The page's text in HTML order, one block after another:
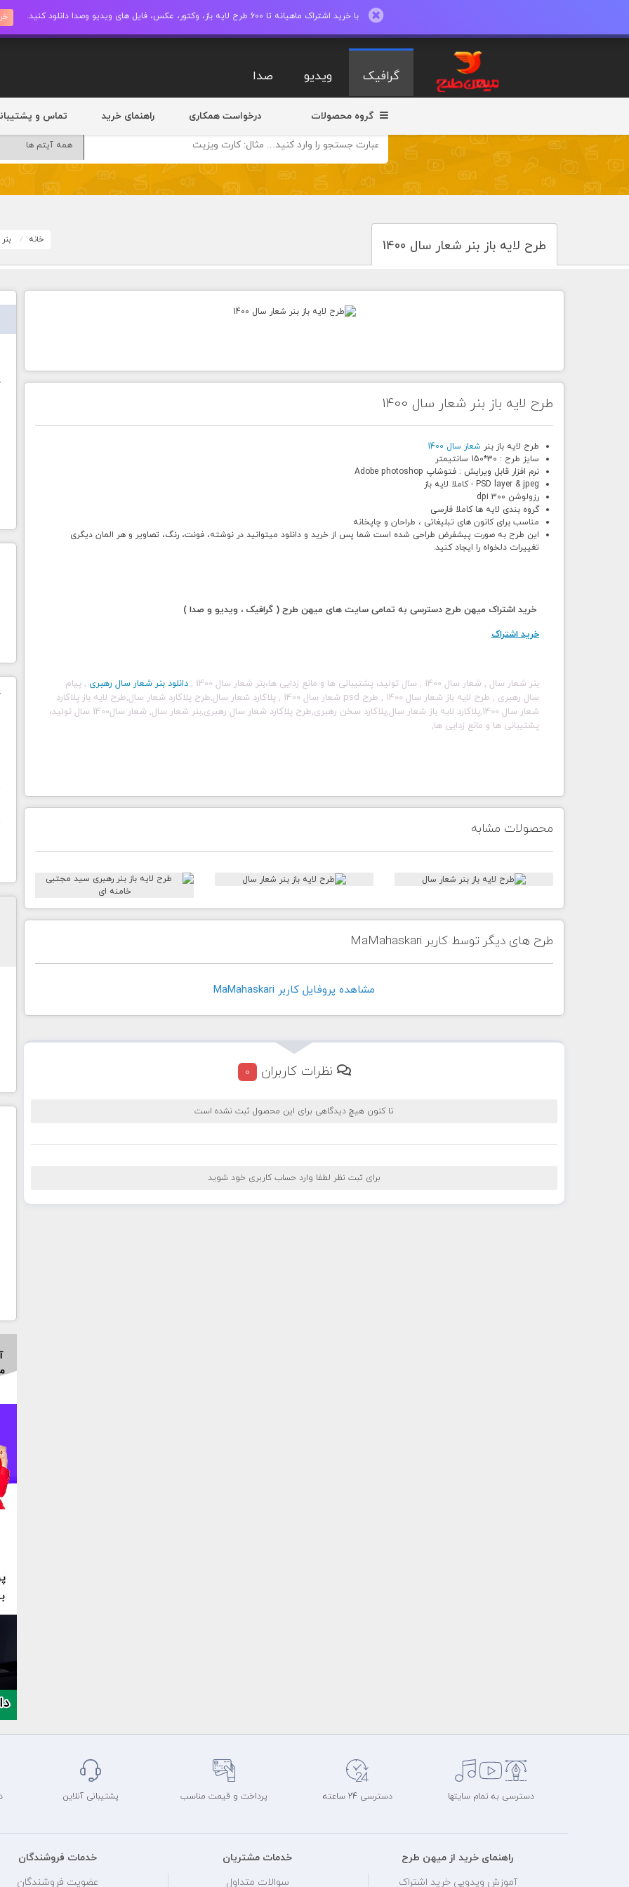
با خرید اشتراک ماهیانه تا 600 طرح لایه باز، وکتور، عکس، فایل های ویدیو وصدا دانلود کنید.
گرافیک ویدیو صدا
گروه محصولات درخواست همکاری راهنمای خرید تماس و
طرح لایه باز بنر شعار سال 1400 خانه
طرح لایه باز بنر شعار سال 1400
طرح لایه باز بنر شعار سال 1400
سایز طرح : 30*150 سانتیمتر
نرم افزار قابل ویرایش : فتوشاپ Adobe photoshop
PSD layer & jpeg - کاملا لایه باز
رزولوشن 300 dpi
گروه بندی لایه ها کاملا فارسی
مناسب برای کانون های تبلیغاتی ، طراحان و چاپخانه
این طرح به صورت پیشفرض طراحی شده است شما پس از خرید و دانلود میتوانید در نوشته، فونت، رنگ، تصاویر و هر المان دیگری
تغییرات دلخواه را ایجاد کنید.
خرید اشتراک میهن طرح دسترسی به تمامی سایت های میهن طرح ( گرافیک ، ویدیو و صدا )
خرید اشتراک
بنر شعار سال , شعار سال 1400 , سال تولید، پشتیبانی ها و مانع زدایی ها،بنر شعار سال 1400 , دانلود بنر شعار سال رهبری , پیام
سال رهبری , طرح لایه باز شعار سال 1400 , طرح psd شعار سال 1400 , پلاکارد شعار سال,طرح پلاکارد شعار سال,طرح لایه باز پلاکارد
شعار سال 1400,پلاکارد لایه باز شعار سال,پلاکارد سخن رهبری,طرح پلاکارد شعار سال رهبری,بنر شعار سال,
شعار سال1400 سال تولید،
پشتیبانی ها و مانع زدایی ها,
محصولات مشابه
طرح های دیگر توسط کاربر MaMahaskari
مشاهده پروفايل کاربر MaMahaskari
نظرات کاربران 0
تا کنون هیچ دیدگاهی برای این محصول ثبت نشده است
برای ثبت نظر لطفا وارد حساب کاربری خود شوید
دسترسی به تمام سایتها دسترسی 24 ساعته پرداخت و قیمت مناسب پشتیبانی آنلاین
راهنمای خرید از میهن طرح
آموزش ویدویی خرید اشتراک
خدمات مشتریان
سوالات متداول
خدمات فروشندگان
عضویت فروشندگان